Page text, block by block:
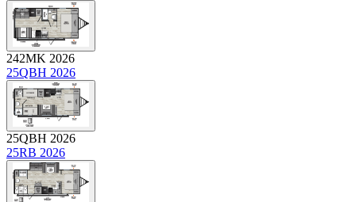
242MK 2026
25QBH 2026
25QBH 2026
25RB 2026